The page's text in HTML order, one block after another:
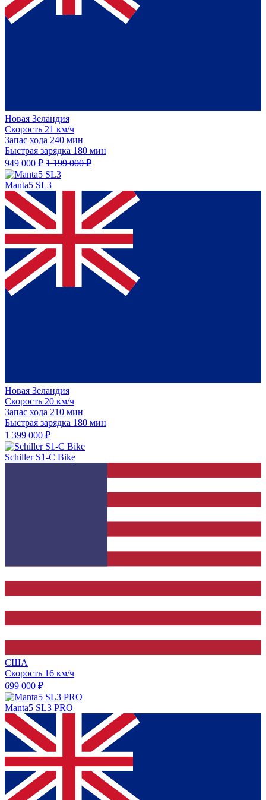
Новая Зеландия
Скорость 21 км/ч
Запас хода 240 мин
Быстрая зарядка 180 мин
949 000 ₽ 1 199 000 ₽
Manta5 SL3
Новая Зеландия
Скорость 20 км/ч
Запас хода 210 мин
Быстрая зарядка 180 мин
1 399 000 ₽
Schiller S1-C Bike
США
Скорость 16 км/ч
699 000 ₽
Manta5 SL3 PRO